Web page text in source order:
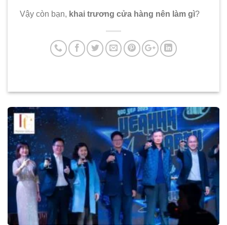
Vậy còn bạn, khai trương cửa hàng nên làm gì?